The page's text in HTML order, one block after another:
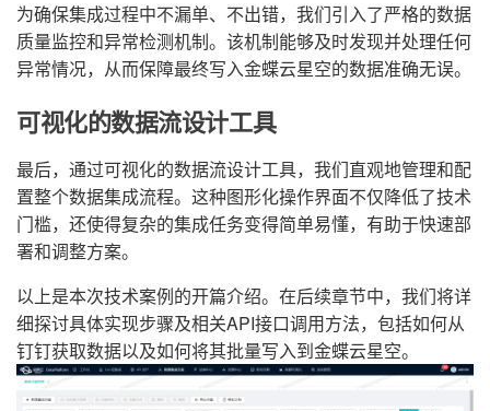
为确保集成过程中不漏单、不出错，我们引入了严格的数据
质量监控和异常检测机制。该机制能够及时发现并处理任何
异常情况，从而保障最终写入金蝶云星空的数据准确无误。
可视化的数据流设计工具
最后，通过可视化的数据流设计工具，我们直观地管理和配
置整个数据集成流程。这种图形化操作界面不仅降低了技术
门槛，还使得复杂的集成任务变得简单易懂，有助于快速部
署和调整方案。
以上是本次技术案例的开篇介绍。在后续章节中，我们将详
细探讨具体实现步骤及相关API接口调用方法，包括如何从
钉钉获取数据以及如何将其批量写入到金蝶云星空。